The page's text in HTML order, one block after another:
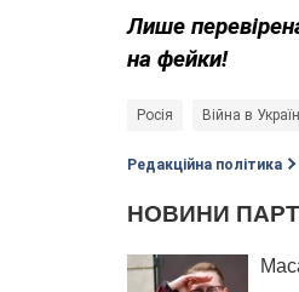
Лише
на фейки!
Росія Війна в
Редакційна політика